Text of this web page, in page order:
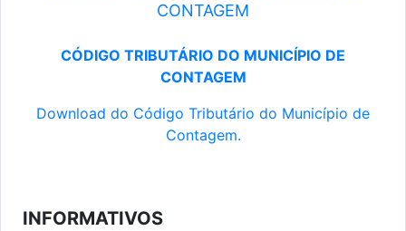
CONTAGEM
CÓDIGO TRIBUTÁRIO DO MUNICÍPIO DE
CONTAGEM
Download do Código Tributário do Município de
Contagem.
INFORMATIVOS